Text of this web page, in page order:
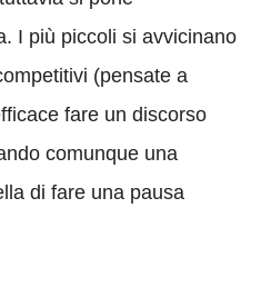
I più piccoli si avvicinano
(pensate a
fare un discorso
comunque una
di fare una pausa